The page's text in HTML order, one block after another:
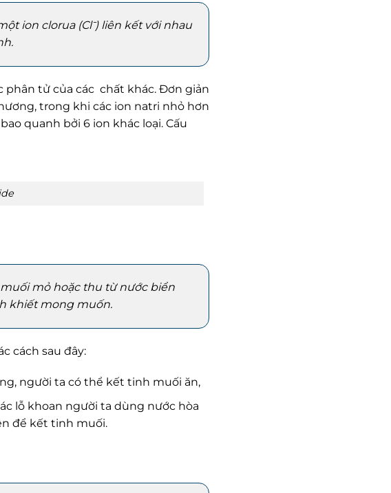
ion clorua (Cl⁻) liên kết với nhau
tử của các chất khác. Đơn giản
trong khi các ion natri nhỏ hơn
quanh bởi 6 ion khác loại. Cấu
mỏ hoặc thu từ nước biển
khiết mong muốn.
cách sau đây:
người ta có thể kết tinh muối ăn,
lỗ khoan người ta dùng nước hòa
để kết tinh muối.